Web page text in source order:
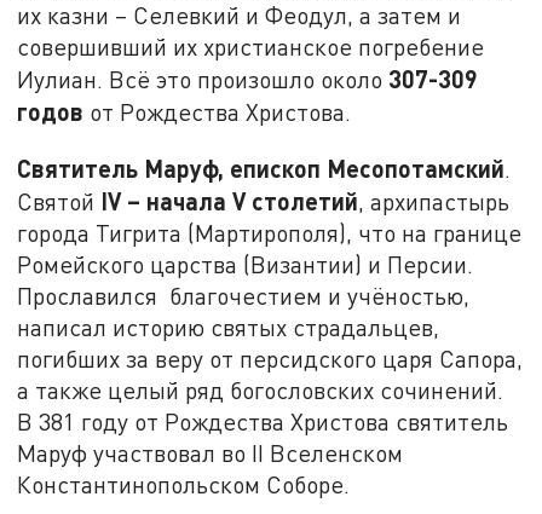
их казни – Селевкий и Феодул, а затем и
совершивший их христианское погребение
Иулиан. Всё это произошло около 307-309
годов от Рождества Христова.
Святитель Маруф, епископ Месопотамский.
Святой IV– началаVстолетий, архипастырь
города Тигрита (Мартирополя), что на границе
Ромейского царства (Византии) и Персии.
Прославился благочестием и учёностью,
написал историю святых страдальцев,
погибших за веру от персидского царя Сапора,
а также целый ряд богословских сочинений.
В 381 году от Рождества Христова святитель
Маруф участвовал во II Вселенском
Константинопольском Соборе.